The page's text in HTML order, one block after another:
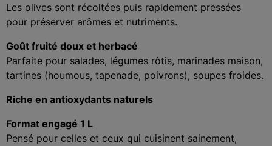
Les olives sont récoltées puis rapidement pressées
pour préserver arômes et nutriments.
Goût fruité doux et herbacé
Parfaite pour salades, légumes rôtis, marinades maison,
tartines (houmous, tapenade, poivrons), soupes froides.
Riche en antioxydants naturels
Format engagé 1 L
Pensé pour celles et ceux qui cuisinent sainement,